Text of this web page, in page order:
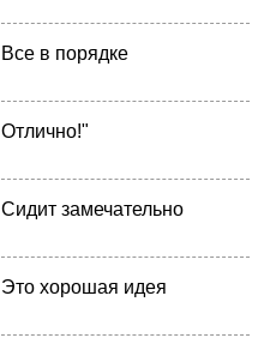
Все в порядке
Отлично!"
Сидит замечательно
Это хорошая идея